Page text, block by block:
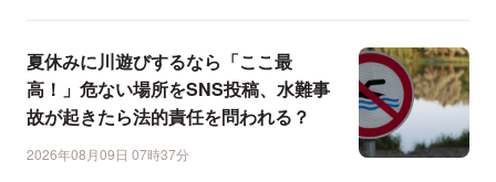
夏休みに川遊びするなら「ここ最
高！」危ない場所をSNS投稿、水難事
故が起きたら法的責任を問われる？
2026年08月09日 07時37分